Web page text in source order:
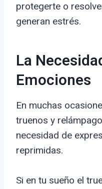
protegerte o
generan estrés.
La
Emociones
En muchas
truenos y
necesidad de
reprimidas.
Si en tu sueño el